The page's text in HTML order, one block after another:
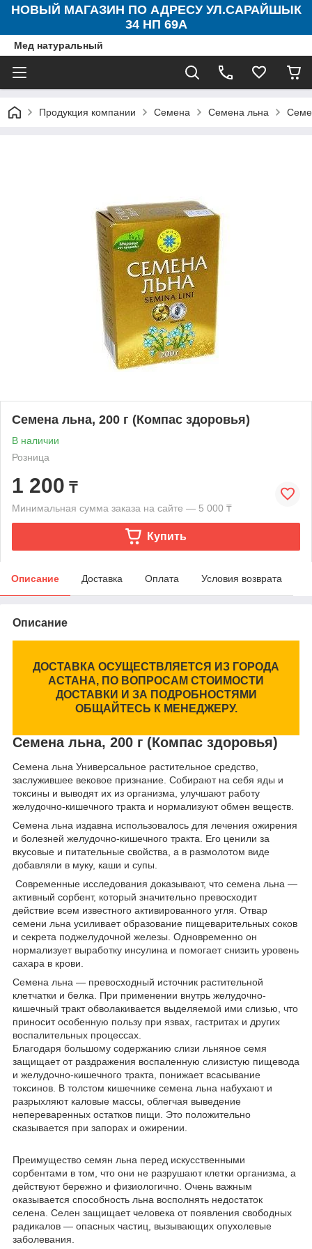
НОВЫЙ МАГАЗИН ПО АДРЕСУ УЛ.САРАЙШЫК
34 НП 69А
Мед натуральный
Продукция компании Семена Семена льна
Семена льна, 200 г (Компас здоровья)
В наличии
Розница
1 200 ₸
Минимальная сумма заказа на сайте — 5 000 ₸
Купить
Описание Доставка Оплата Условия возврата
Описание
ДОСТАВКА ОСУЩЕСТВЛЯЕТСЯ ИЗ ГОРОДА
АСТАНА, ПО ВОПРОСАМ СТОИМОСТИ
ДОСТАВКИ И ЗА ПОДРОБНОСТЯМИ
ОБЩАЙТЕСЬ К МЕНЕДЖЕРУ.
Семена льна, 200 г (Компас здоровья)
Семена льна Универсальное растительное средство,
заслужившее вековое признание. Собирают на себя яды и
токсины и выводят их из организма, улучшают работу
желудочно-кишечного тракта и нормализуют обмен веществ.
Семена льна издавна использовалось для лечения ожирения
и болезней желудочно-кишечного тракта. Его ценили за
вкусовые и питательные свойства, а в размолотом виде
добавляли в муку, каши и супы.
Современные исследования доказывают, что семена льна —
активный сорбент, который значительно превосходит
действие всем известного активированного угля. Отвар
семени льна усиливает образование пищеварительных соков
и секрета поджелудочной железы. Одновременно он
нормализует выработку инсулина и помогает снизить уровень
сахара в крови.
Семена льна — превосходный источник растительной
клетчатки и белка. При применении внутрь желудочно-
кишечный тракт обволакивается выделяемой ими слизью, что
приносит особенную пользу при язвах, гастритах и других
воспалительных процессах.
Благодаря большому содержанию слизи льняное семя
защищает от раздражения воспаленную слизистую пищевода
и желудочно-кишечного тракта, понижает всасывание
токсинов. В толстом кишечнике семена льна набухают и
разрыхляют каловые массы, облегчая выведение
непереваренных остатков пищи. Это положительно
сказывается при запорах и ожирении.
Преимущество семян льна перед искусственными
сорбентами в том, что они не разрушают клетки организма, а
действуют бережно и физиологично. Очень важным
оказывается способность льна восполнять недостаток
селена. Селен защищает человека от появления свободных
радикалов — опасных частиц, вызывающих опухолевые
заболевания.